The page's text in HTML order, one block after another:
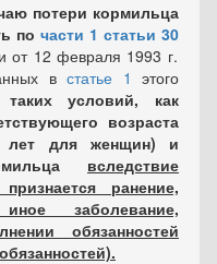
потери кормильца
по части 1 статьи 30
от 12 февраля 1993 г.
в статье 1 этого
таких условий, как
возраста
для женщин) и
вследствие
ранение,
заболевание,
обязанностей